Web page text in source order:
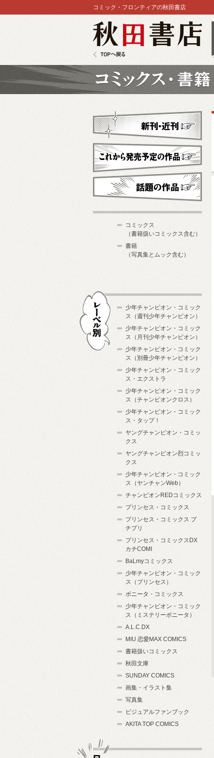
コミック・フロンティアの秋田書店
新刊・近刊
これから発売予定
コミックス
（書籍扱いコミックス含む）
書籍
（写真集とムック含む）
少年チャンピオン・コミック
ス（週刊少年チャンピオン）
少年チャンピオン・コミック
ス（月刊少年チャンピオン）
少年チャンピオン・コミック
ス（別冊少年チャンピオン）
少年チャンピオン・コミック
ス・エクストラ
少年チャンピオン・コミック
ス（チャンピオンクロス）
少年チャンピオン・コミック
ス・タップ！
ヤングチャンピオン・コミッ
クス
ヤングチャンピオン烈コミッ
クス
少年チャンピオン・コミック
ス（ヤンチャンWeb）
チャンピオンREDコミックス
プリンセス・コミックス
プリンセス・コミックス プ
チプリ
プリンセス・コミックスDX
カチCOMI
BaLmyコミックス
少年チャンピオン・コミック
ス（プリンセス）
ボニータ・コミックス
少年チャンピオン・コミック
ス（ミステリーボニータ）
A.L.C.DX
MIU 恋愛MAX COMICS
書籍扱いコミックス
秋田文庫
SUNDAY COMICS
画集・イラスト集
写真集
ビジュアルファンブック
AKITA TOP COMICS